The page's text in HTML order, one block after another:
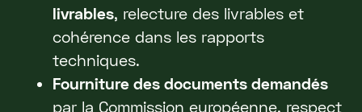
livrables, relecture des livrables et
cohérence dans les rapports
techniques.
Fourniture des documents demandés
par la Commission européenne, respect